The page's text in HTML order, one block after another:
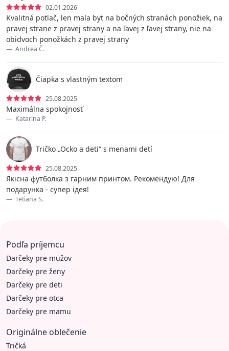
02.01.2026
Kvalitná potlač, len mala byt na bočných stranách ponožiek, na
pravej strane z pravej strany a na ľavej z ľavej strany, nie na
obidvoch ponožkách z pravej strany
Andrea Č.
Čiapka s vlastným textom
25.08.2025
Maximálna spokojnosť
Katarína P.
Tričko „Ocko a deti“ s menami detí
25.08.2025
Якісна футболка з гарним принтом. Рекомендую! Для
подарунка - супер ідея!
Tetiana S.
Podľa príjemcu
Darčeky pre mužov
Darčeky pre ženy
Darčeky pre deti
Darčeky pre otca
Darčeky pre mamu
Originálne oblečenie
Tričká